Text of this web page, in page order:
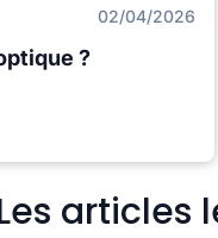
02/04/2026
?
articles